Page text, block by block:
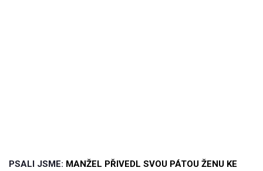
PSALI JSME: MANŽEL PŘIVEDL SVOU PÁTOU ŽENU KE